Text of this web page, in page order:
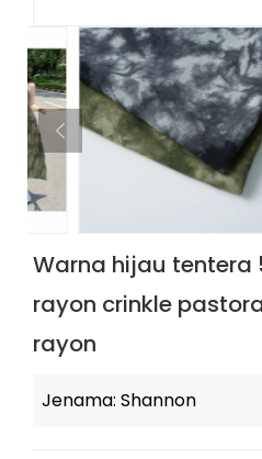
Warna hijau tentera
rayon crinkle
rayon
Jenama: Shannon